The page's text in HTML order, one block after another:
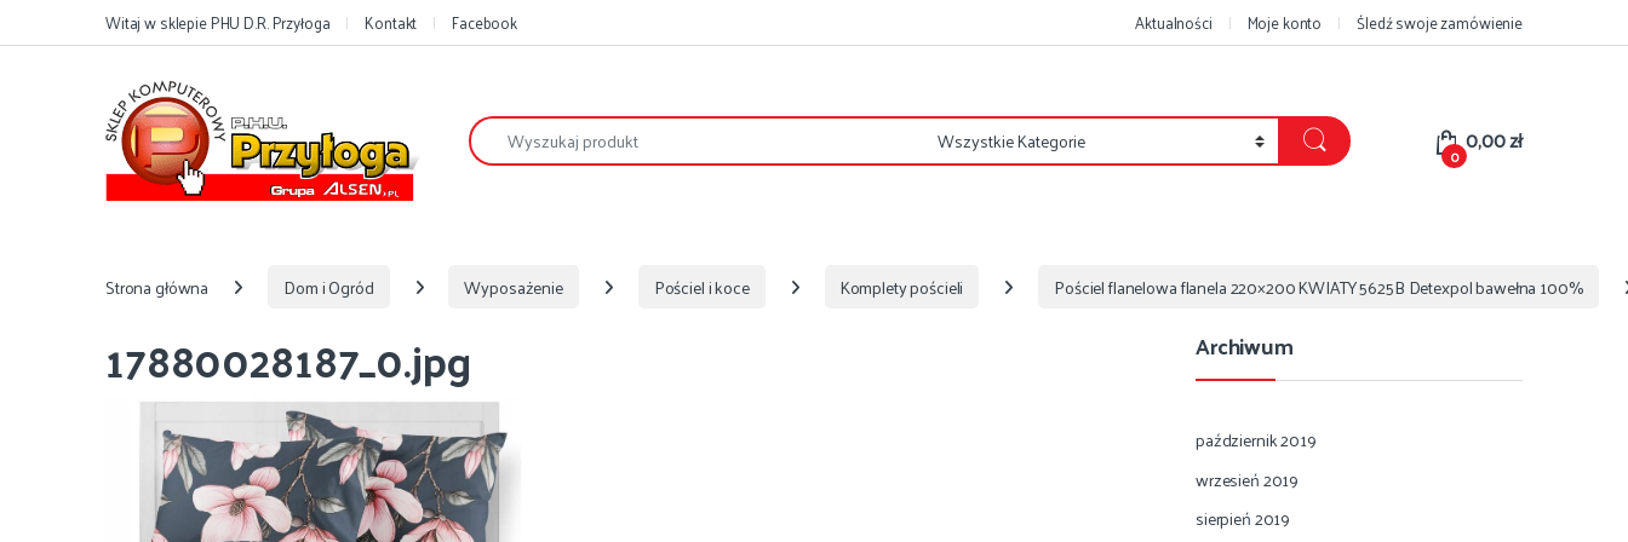
Przejdź do nawigacji
Przejdź do treściWitaj w sklepie PHU D.R. Przyłoga Kontakt Facebook Aktualności Moje konto Śledź swoje zamówienie
Szukaj:
0 0,00zł
Strona główna Dom i Ogród Wyposażenie Pościel i koce Komplety pościeli Pościel flanelowa flanela 220×200 KWIATY 5625B Detexpol bawełna 100%
17880028187_0.jpg Archiwum
październik 2019
wrzesień 2019
sierpień 2019